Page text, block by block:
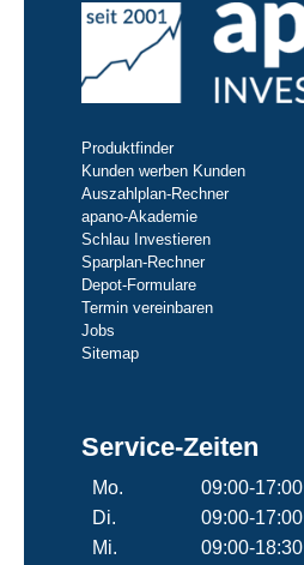
Produktfinder
Kunden werben Kunden
Auszahlplan-Rechner
apano-Akademie
Schlau Investieren
Sparplan-Rechner
Depot-Formulare
Termin vereinbaren
Jobs
Sitemap
Service-Zeiten
Mo.
09:00-17:00
Di.
09:00-17:00
Mi.
09:00-18:30